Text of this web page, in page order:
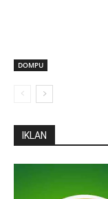
DOMPU
IKLAN